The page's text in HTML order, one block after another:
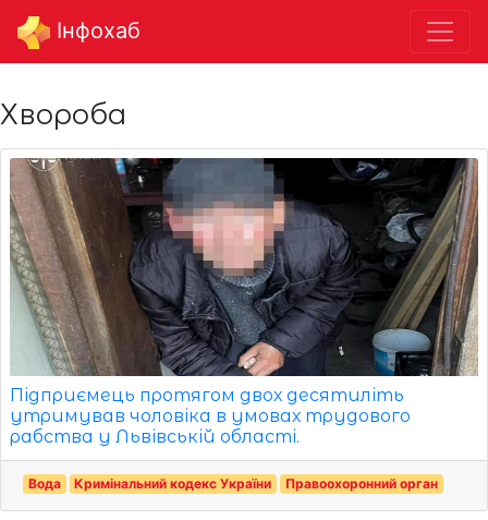
Інфохаб
Хвороба
Підприємець протягом двох десятиліть
утримував чоловіка в умовах трудового
рабства у Львівській області.
Вода Кримінальний кодекс України Правоохоронний орган